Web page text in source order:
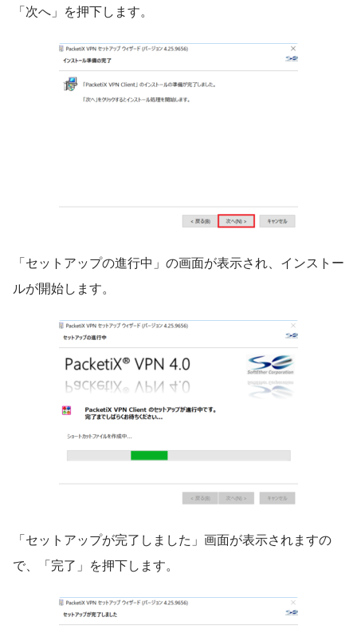
「次へ」を押下します。
「セットアップの進行中」の画面が表示され、インストー
ルが開始します。
「セットアップが完了しました」画面が表示されますの
で、「完了」を押下します。